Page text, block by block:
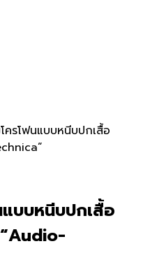
ครโฟนแบบหนีบปกเสื้อ
บบหนีบปกเสื้อ